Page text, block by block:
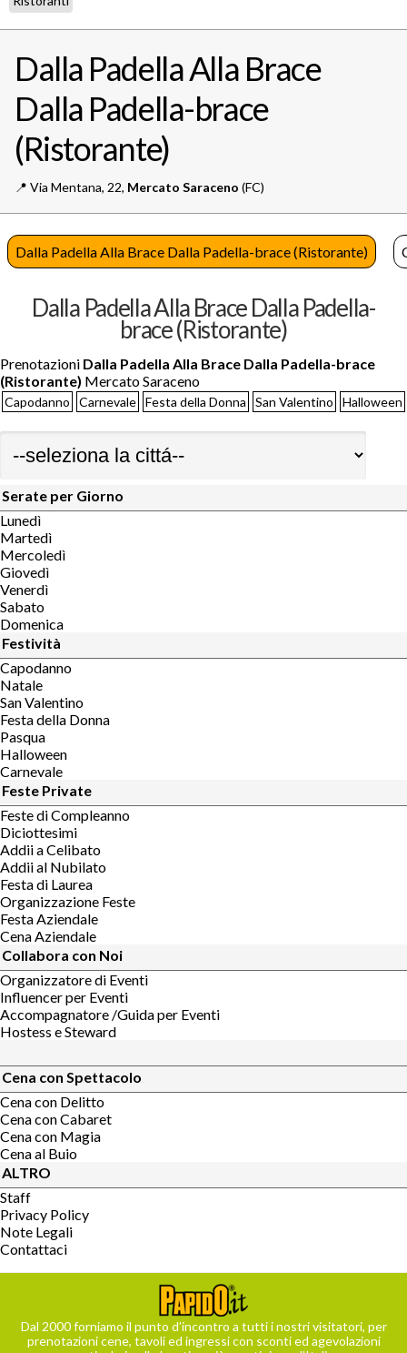
Dalla Padella Alla Brace
Dalla Padella-brace
(Ristorante)
📍️ Via Mentana, 22, Mercato Saraceno (FC)
Dalla Padella Alla Brace Dalla Padella-brace (Ristorante)
Dalla Padella Alla Brace Dalla Padella-
brace (Ristorante)
Prenotazioni Dalla Padella Alla Brace Dalla Padella-brace
(Ristorante) Mercato Saraceno
Capodanno Carnevale Festa della Donna San Valentino Halloween
Serate per Giorno
Lunedì
Martedì
Mercoledì
Giovedì
Venerdì
Sabato
Domenica
Festività
Capodanno
Natale
San Valentino
Festa della Donna
Pasqua
Halloween
Carnevale
Feste Private
Feste di Compleanno
Diciottesimi
Addii a Celibato
Addii al Nubilato
Festa di Laurea
Organizzazione Feste
Festa Aziendale
Cena Aziendale
Collabora con Noi
Organizzatore di Eventi
Influencer per Eventi
Accompagnatore /Guida per Eventi
Hostess e Steward
Cena con Spettacolo
Cena con Delitto
Cena con Cabaret
Cena con Magia
Cena al Buio
ALTRO
Staff
Privacy Policy
Note Legali
Contattaci
Dal 2000 forniamo il punto d’incontro a tutti i nostri visitatori, per
prenotazioni cene, tavoli ed ingressi con sconti ed agevolazioni